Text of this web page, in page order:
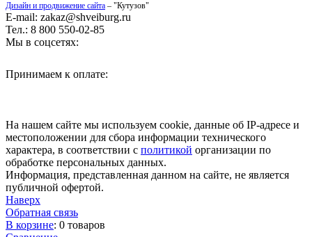
Дизайн и продвижение сайта – "Кутузов"
E-mail: zakaz@shveiburg.ru
Тел.: 8 800 550-02-85
Мы в соцсетях:
Принимаем к оплате:
На нашем сайте мы используем cookie, данные об IP-адресе и
местоположении для сбора информации технического
характера, в соответствии с политикой организации по
обработке персональных данных.
Информация, представленная данном на сайте, не является
публичной офертой.
Наверх
Обратная связь
В корзине: 0 товаров